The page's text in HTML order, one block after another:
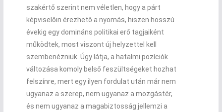
szakértő szerint nem véletlen, hogy a párt
képviselőin érezhető a nyomás, hiszen hosszú
évekig egy domináns politikai erő tagjaiként
működtek, most viszont új helyzettel kell
szembenézniük. Úgy látja, a hatalmi pozíciók
változása komoly belső feszültségeket hozhat
felszínre, mert egy ilyen fordulat után már nem
ugyanaz a szerep, nem ugyanaz a mozgástér,
és nem ugyanaz a magabiztosság jellemzi a